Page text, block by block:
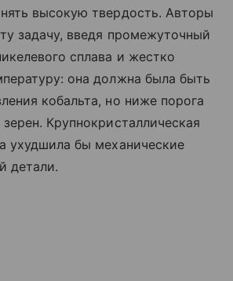
высокую твердость. Авторы
задачу, введя промежуточный
сплава и жестко
она должна была быть
кобальта, но ниже порога
Крупнокристаллическая
ухудшила бы механические
детали.